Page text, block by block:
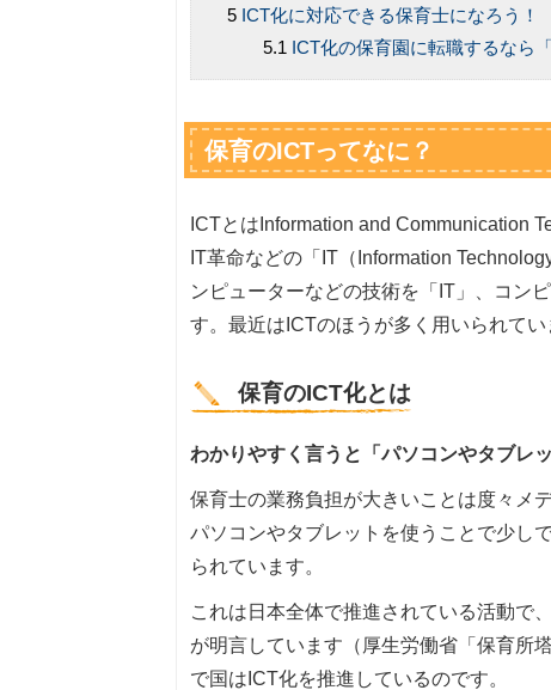
ICT化に対応できる保育士になろう！
ICT化の保育園に転職するなら
保育のICTってなに？
ICTとはInformation and Communication
IT革命などの「IT（Information
ンピューターなどの技術を「IT」、コン
す。最近はICTのほうが多く用いられてい
保育のICT化とは
わかりやすく言うと「パソコンやタブレ
保育士の業務負担が大きいことは度々メ
パソコンやタブレットを使うことで少し
られています。
これは日本全体で推進されている活動で
が明言しています（厚生労働省「保育所
で国はICT化を推進しているのです。